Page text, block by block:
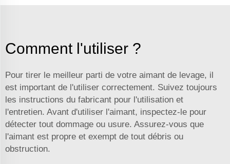
Comment l'utiliser ?
Pour tirer le meilleur parti de votre aimant de levage, il
est important de l'utiliser correctement. Suivez toujours
les instructions du fabricant pour l'utilisation et
l'entretien. Avant d'utiliser l'aimant, inspectez-le pour
détecter tout dommage ou usure. Assurez-vous que
l'aimant est propre et exempt de tout débris ou
obstruction.